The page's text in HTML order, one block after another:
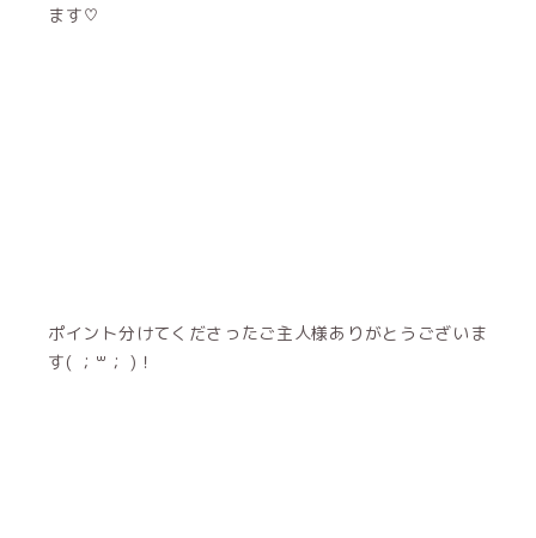
ます♡
ポイント分けてくださったご主人様ありがとうございま
す( ；꒳； )！